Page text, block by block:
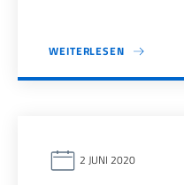
WEITERLESEN
2 JUNI 2020